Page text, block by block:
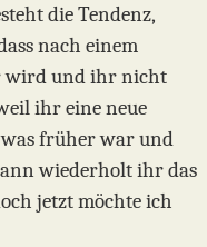
die Tendenz,
nach einem
wird und ihr nicht
ihr eine neue
früher war und
wiederholt ihr das
jetzt möchte ich